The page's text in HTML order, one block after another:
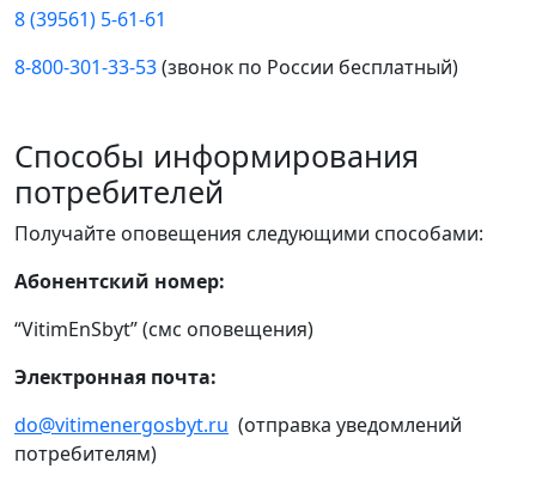
8 (39561) 5-61-61
8-800-301-33-53(звонок по России бесплатный)
Способы информирования
потребителей
Получайте оповещения следующими способами:
Абонентский номер:
“VitimEnSbyt” (смс оповещения)
Электронная почта:
do@vitimenergosbyt.ru (отправка уведомлений
потребителям)